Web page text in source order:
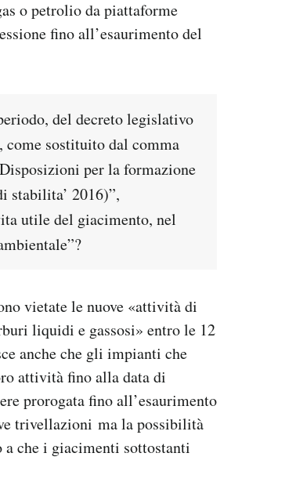
o petrolio da piattaforme
fino all’esaurimento del
del decreto legislativo
come sostituito dal comma
per la formazione
stabilita’ 2016)”,
utile del giacimento, nel
vietate le nuove «attività di
liquidi e gassosi» entro le 12
anche che gli impianti che
attività fino alla data di
prorogata fino all’esaurimento
trivellazioni ma la possibilità
che i giacimenti sottostanti